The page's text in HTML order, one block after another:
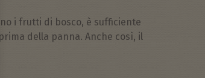
i frutti di bosco, è sufficiente
della panna. Anche così, il